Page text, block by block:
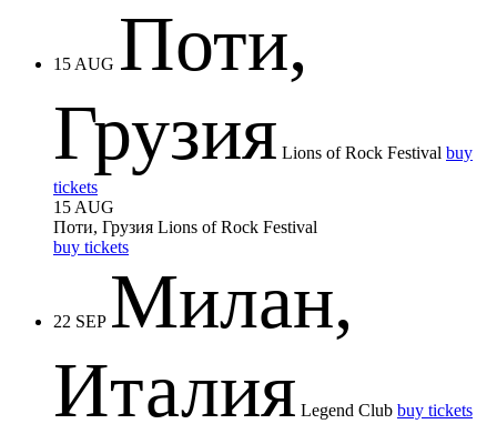
15 AUG Поти,
Грузия Lions of Rock Festival buy
tickets
15 AUG
Поти, Грузия Lions of Rock Festival
buy tickets
22 SEP Милан,
Италия Legend Club buy tickets